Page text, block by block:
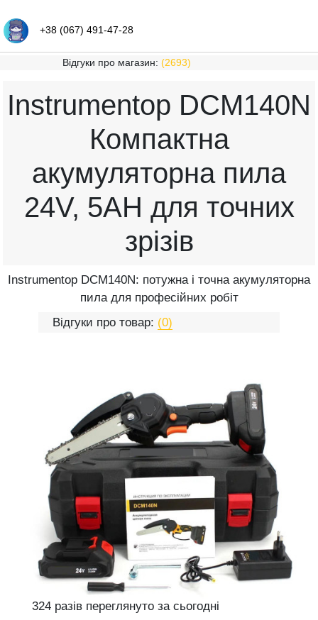
+38 (067) 491-47-28
Відгуки про магазин: (2693)
Instrumentop DCM140N
Компактна
акумуляторна пила
24V, 5AH для точних
зрізів
Instrumentop DCM140N: потужна і точна акумуляторна
пила для професійних робіт
Відгуки про товар: (0)
324 разів переглянуто за сьогодні